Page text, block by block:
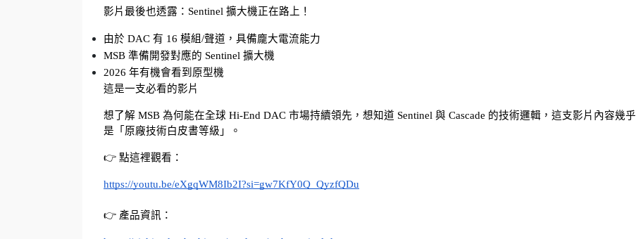
影片最後也透露：Sentinel 擴大機正在路上！
由於 DAC 有 16 模組/聲道，具備龐大電流能力
MSB 準備開發對應的 Sentinel 擴大機
2026 年有機會看到原型機
這是一支必看的影片
想了解 MSB 為何能在全球 Hi-End DAC 市場持續領先，想知道 Sentinel 與 Cascade 的技術邏輯，這支影片內容幾乎
是「原廠技術白皮書等級」。
👉 點這裡觀看：
https://youtu.be/eXgqWM8Ib2I?si=gw7KfY0Q_QyzfQDu
👉 產品資訊：